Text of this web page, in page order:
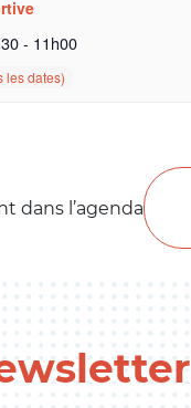
- 11h00
dans l’agenda